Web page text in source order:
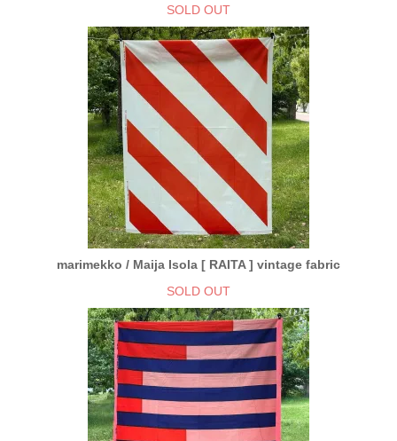
SOLD OUT
marimekko / Maija Isola [ RAITA ] vintage fabric
SOLD OUT